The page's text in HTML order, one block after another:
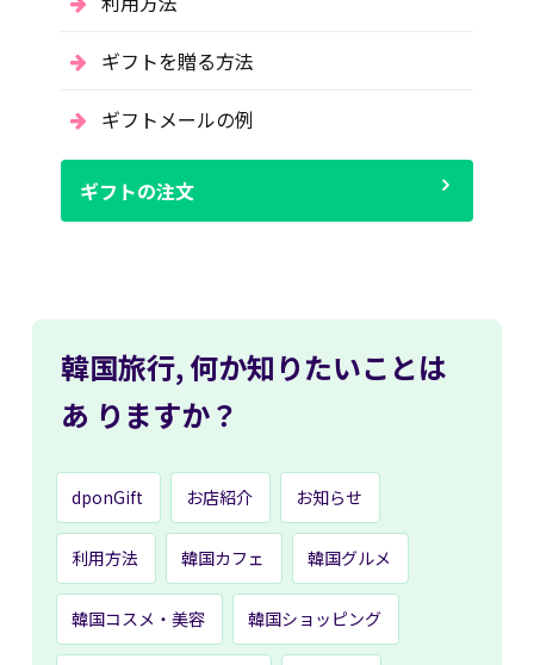
ギフトを贈る方法
ギフトメールの例
ギフトの注文
韓国旅行, 何か知りたいことは
あ りますか？
dponGift お店紹介 お知らせ
利用方法 韓国カフェ 韓国グルメ
韓国コスメ・美容 韓国ショッピング